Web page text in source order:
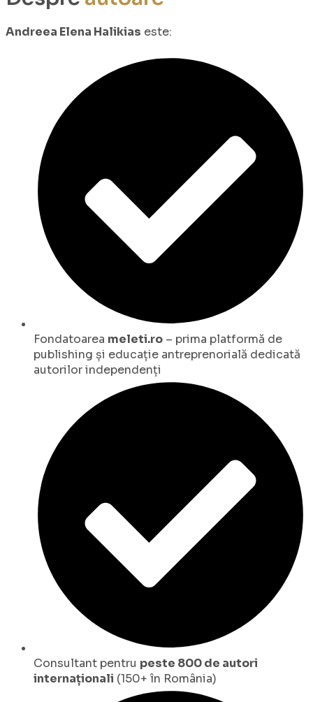
Andreea Elena Halikias este:
Fondatoarea meleti.ro – prima platformă de
publishing și educație antreprenorială dedicată
autorilor independenți
Consultant pentru peste 800 de autori
internaționali (150+ în România)